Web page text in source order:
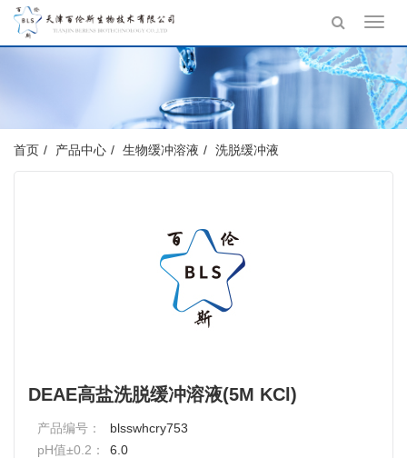
首页 产品中心 生物缓冲溶液 洗脱缓冲液
DEAE高盐洗脱缓冲溶液(5M KCl)
产品编号：
blsswhcry753
pH值±0.2：
6.0